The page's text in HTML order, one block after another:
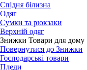
Спідня білизна
Одяг
Сумки та рюкзаки
Верхній одяг
Знижки Товари для дому
Повернутися до Знижки
Господарські товари
Пледи